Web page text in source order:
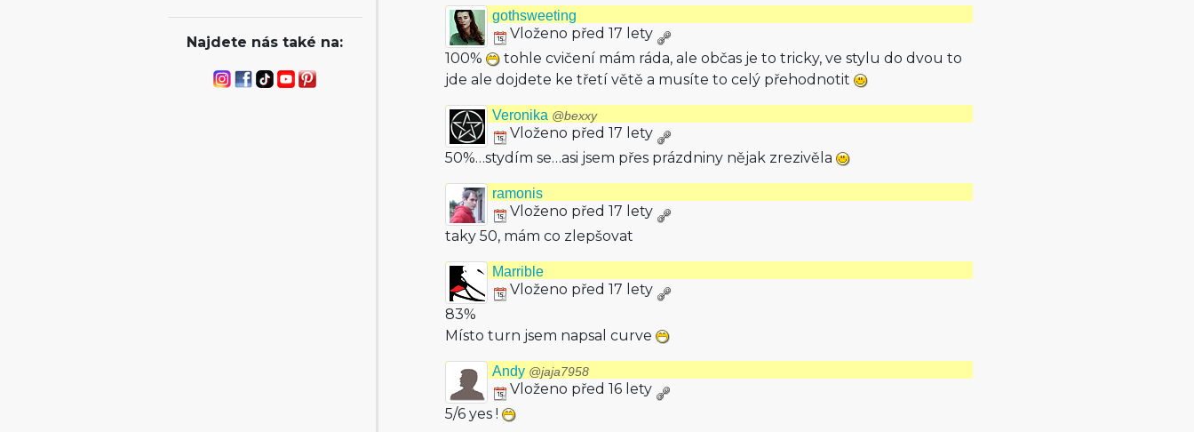
Najdete nás také na:
gothsweeting
Vloženo před 17 lety
100%
tohle cvičení mám ráda, ale občas je to tricky, ve stylu do dvou to
jde ale dojdete ke třetí větě a musíte to celý přehodnotit
Veronika @bexxy
Vloženo před 17 lety
50%…stydím se…asi jsem přes prázdniny nějak zrezivěla
ramonis
Vloženo před 17 lety
taky 50, mám co zlepšovat
Marrible
Vloženo před 17 lety
83%
Místo turn jsem napsal curve
Andy @jaja7958
Vloženo před 16 lety
5/6 yes !